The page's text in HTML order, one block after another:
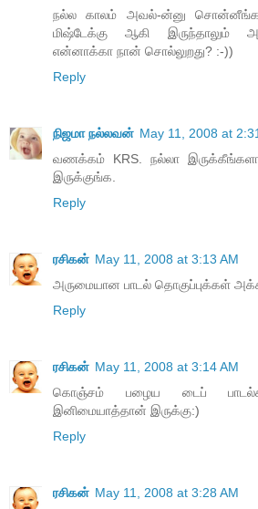
நல்ல காலம் அவல்-ன்னு
மிஷ்டேக்கு ஆகி இருந்தாலும்
என்னாக்கா நான் சொல்லுறது? :-))
Reply
நிஜமா நல்லவன் May 11, 2008 at
வணக்கம் KRS. நல்லா
இருக்குங்க.
Reply
ரசிகன் May 11, 2008 at 3:13 AM
அருமையான பாடல் தொகுப்புக்கள்
Reply
ரசிகன் May 11, 2008 at 3:14 AM
கொஞ்சம் பழைய டைப்
இனிமையாத்தான் இருக்கு:)
Reply
ரசிகன் May 11, 2008 at 3:28 AM